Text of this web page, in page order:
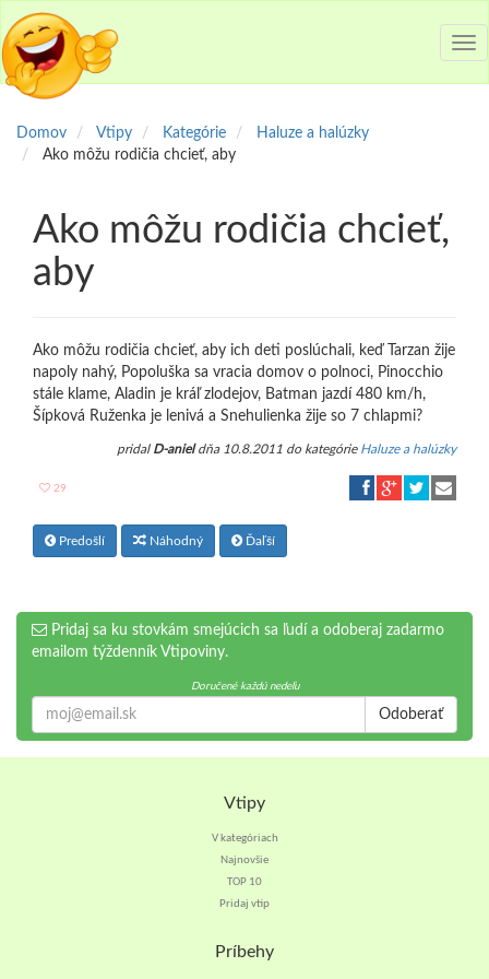
Domov Vtipy Kategórie
Haluze a halúzky
Ako môžu rodičia chcieť, aby
Ako môžu rodičia chcieť,
aby
Ako môžu rodičia chcieť, aby ich deti poslúchali, keď Tarzan žije
napoly nahý, Popoluška sa vracia domov o polnoci, Pinocchio
stále klame, Aladin je kráľ zlodejov, Batman jazdí 480 km/h,
Šípková Ruženka je lenivá a Snehulienka žije so 7 chlapmi?
pridal D-anieldňa 10.8.2011 do kategórie Haluze a halúzky
29
Predošlí Náhodný Ďaľší
Pridaj sa ku stovkám smejúcich sa ľudí a odoberaj zadarmo
emailom týždenník Vtipoviny.
Doručené každú nedeľu
Odoberať
Vtipy
V kategóriach
Najnovšie
TOP 10
Pridaj vtip
Príbehy